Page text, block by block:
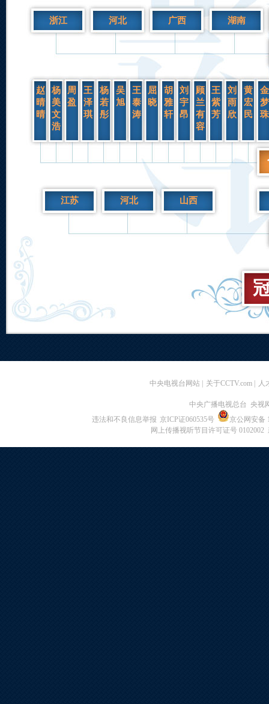
浙江 河北 广西 湖南
赵
晴
晴
杨
美
文
浩
周
盈
王
泽
琪
杨
若
彤
吴
旭
王
泰
涛
屈
晓
胡
雅
轩
刘
宇
昂
顾
兰
有
容
王
紫
芳
刘
雨
欣
黄
宏
民
金
梦
珠
江苏 河北 山西
中央电视台网站 关于CCTV.com 人
中央广播电视总台 央视
违法和不良信息举报 京ICP证060535号
京公网安备
网上传播视听节目许可证号 0102002